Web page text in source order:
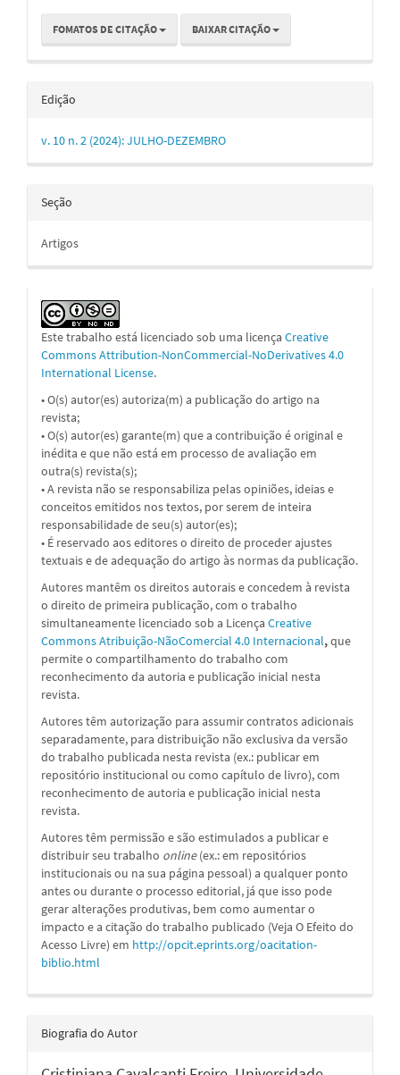
FOMATOS DE CITAÇÃO BAIXAR CITAÇÃO
Edição
v. 10 n. 2 (2024): JULHO-DEZEMBRO
Seção
Artigos
Este trabalho está licenciado sob uma licença Creative
Commons Attribution-NonCommercial-NoDerivatives 4.0
International License.
• O(s) autor(es) autoriza(m) a publicação do artigo na
revista;
• O(s) autor(es) garante(m) que a contribuição é original e
inédita e que não está em processo de avaliação em
outra(s) revista(s);
• A revista não se responsabiliza pelas opiniões, ideias e
conceitos emitidos nos textos, por serem de inteira
responsabilidade de seu(s) autor(es);
• É reservado aos editores o direito de proceder ajustes
textuais e de adequação do artigo às normas da publicação.
Autores mantêm os direitos autorais e concedem à revista
o direito de primeira publicação, com o trabalho
simultaneamente licenciado sob a Licença Creative
Commons Atribuição-NãoComercial 4.0 Internacional,que
permite o compartilhamento do trabalho com
reconhecimento da autoria e publicação inicial nesta
revista.
Autores têm autorização para assumir contratos adicionais
separadamente, para distribuição não exclusiva da versão
do trabalho publicada nesta revista (ex.: publicar em
repositório institucional ou como capítulo de livro), com
reconhecimento de autoria e publicação inicial nesta
revista.
Autores têm permissão e são estimulados a publicar e
distribuir seu trabalho online(ex.: em repositórios
institucionais ou na sua página pessoal) a qualquer ponto
antes ou durante o processo editorial, já que isso pode
gerar alterações produtivas, bem como aumentar o
impacto e a citação do trabalho publicado (Veja O Efeito do
Acesso Livre) em http://opcit.eprints.org/oacitation-
biblio.html
Biografia do Autor